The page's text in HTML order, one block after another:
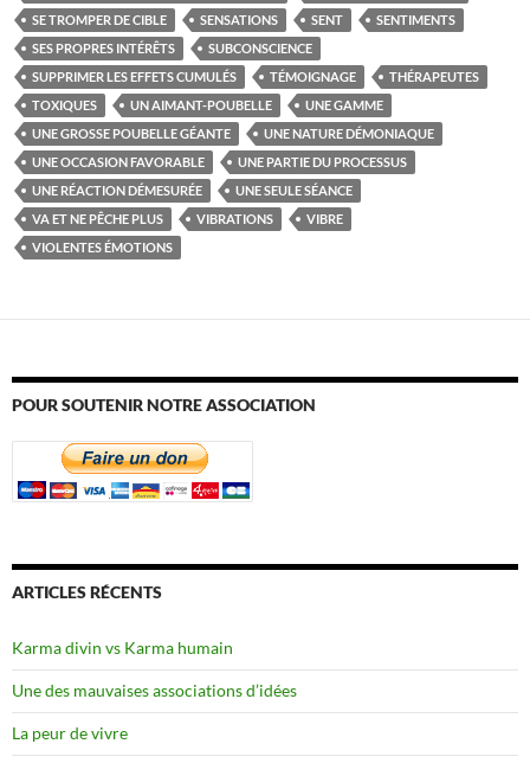
SE TROMPER DE CIBLE
SENSATIONS SENT
SENTIMENTS
SES PROPRES INTÉRÊTS
SUBCONSCIENCE
SUPPRIMER LES EFFETS CUMULÉS
TÉMOIGNAGE
THÉRAPEUTES
TOXIQUES
UN AIMANT-POUBELLE
UNE GAMME
UNE GROSSE POUBELLE GÉANTE
UNE NATURE DÉMONIAQUE
UNE OCCASION FAVORABLE
UNE PARTIE DU PROCESSUS
UNE RÉACTION DÉMESURÉE
UNE SEULE SÉANCE
VA ET NE PÊCHE PLUS
VIBRATIONS
VIBRE
VIOLENTES ÉMOTIONS
POUR SOUTENIR NOTRE ASSOCIATION
ARTICLES RÉCENTS
Karma divin vs Karma humain
Une des mauvaises associations d’idées
La peur de vivre